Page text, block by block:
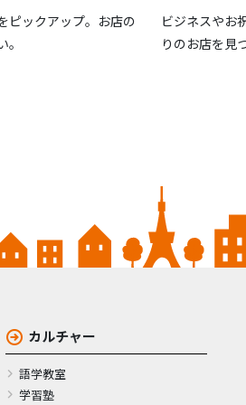
ピックアップ。お店の
ビジネスやお
りのお店を見
カルチャー
語学教室
学習塾